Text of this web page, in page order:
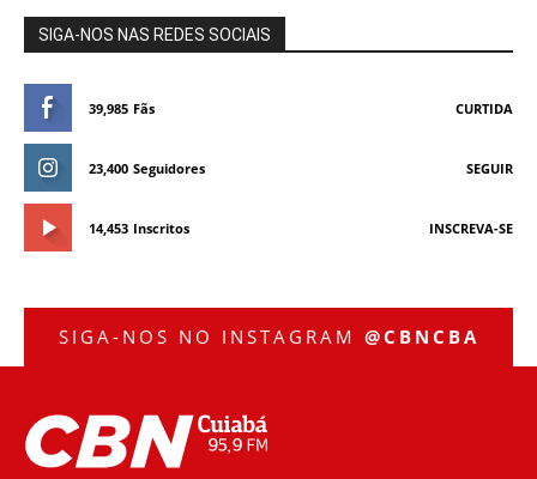
SIGA-NOS NAS REDES SOCIAIS
39,985 Fãs CURTIDA
23,400 Seguidores SEGUIR
14,453 Inscritos INSCREVA-SE
SIGA-NOS NO INSTAGRAM @CBNCBA